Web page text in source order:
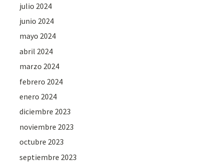
julio 2024
junio 2024
mayo 2024
abril 2024
marzo 2024
febrero 2024
enero 2024
diciembre 2023
noviembre 2023
octubre 2023
septiembre 2023